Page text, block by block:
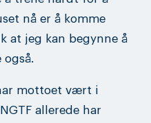
nå er å komme
at jeg kan begynne å
også.
mottoet vært i
allerede har